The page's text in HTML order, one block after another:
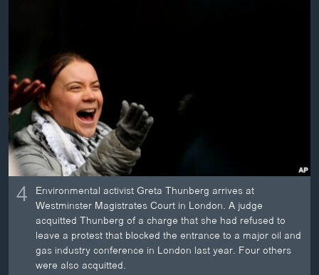
4 Environmental activist Greta Thunberg arrives at
Westminster Magistrates Court in London. A judge
acquitted Thunberg of a charge that she had refused to
leave a protest that blocked the entrance to a major oil and
gas industry conference in London last year. Four others
were also acquitted.